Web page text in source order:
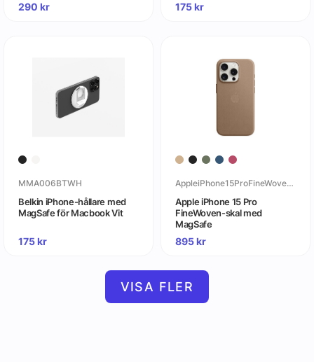
290 kr 175kr
MMA006BTWH
Belkin iPhone-hållare med
MagSafe för Macbook Vit
175kr
AppleiPhone15ProFineWoven-skalmedMagSafe
Apple iPhone 15 Pro
FineWoven-skal med
MagSafe
895kr
VISA FLER